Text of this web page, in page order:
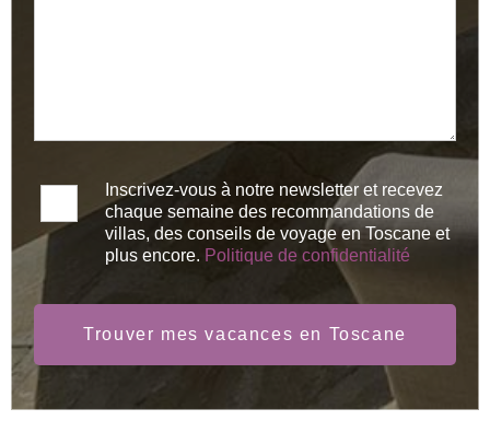
Inscrivez-vous à notre newsletter et recevez
chaque semaine des recommandations de
villas, des conseils de voyage en Toscane et
plus encore. Politique de confidentialité
Trouver mes vacances en Toscane